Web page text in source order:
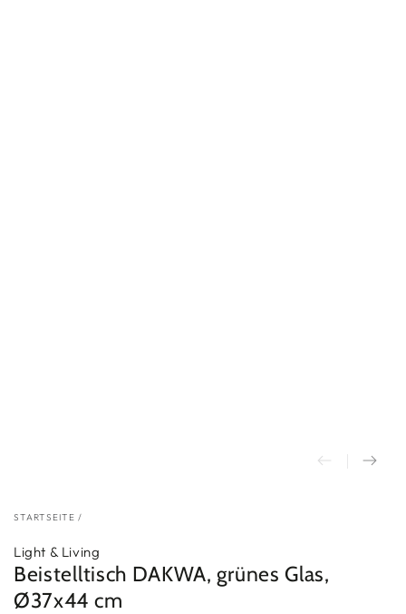
STARTSEITE /
Light & Living
Beistelltisch DAKWA, grünes Glas,
Ø37x44 cm